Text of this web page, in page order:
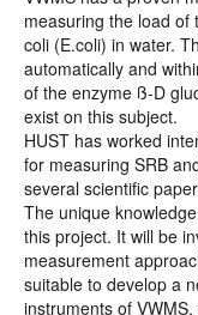
measuring the load of
coli (E.coli) in water.
automatically and
of the enzyme ß-D
exist on this subject.
HUST has worked
for measuring SRB
several scientific
The unique
this project. It will be
measurement
suitable to develop a
instruments of